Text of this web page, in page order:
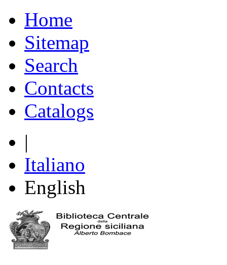
Home
Sitemap
Search
Contacts
Catalogs
|
Italiano
English